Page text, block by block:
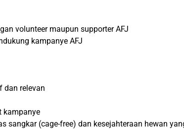
volunteer maupun supporter AFJ
kampanye AFJ
dan relevan
kampanye
(cage-free) dan kesejahteraan hewan